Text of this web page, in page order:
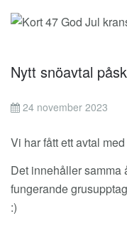
Nytt snöavtal
24 november 2023
Vi har fått ett avtal
Det innehåller samma
fungerande
:)